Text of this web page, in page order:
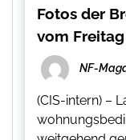
Fotos der
vom
NF-
(CIS-intern) –